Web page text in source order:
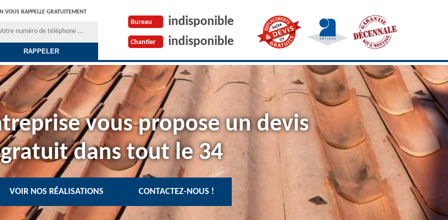
VOUS RAPPELLE GRATUITEMENT
Bureau indisponible
Chantier indisponible
vous propose un devis
gratuit dans tout le 34
VOIR NOS RÉALISATIONS CONTACTEZ-NOUS !